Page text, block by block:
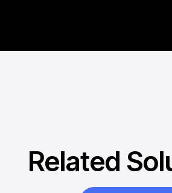
Related